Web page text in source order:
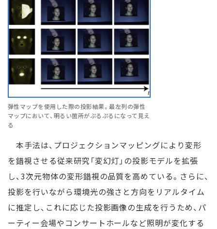
弾性マップを使用した際の投影結果。最左列の弾性
マップにおいて、明るい箇所がぷるぷるになって見え
る
本手法は、プロジェクションマッピングにより変形
を錯視させる従来研究「変幻灯」の投影モデルを拡張
し、3次元物体の変形錯視の品質を高めている。さらに、
投影を行いながら環境光の強さと方向をリアルタイム
に推定し、これに応じた投影画像の生成を行うため、パ
ーティー会場やコンサートホールなど照明が変化する